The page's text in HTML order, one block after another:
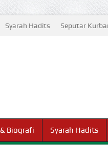
Syarah Hadits Seputar
Biografi Syarah Hadits